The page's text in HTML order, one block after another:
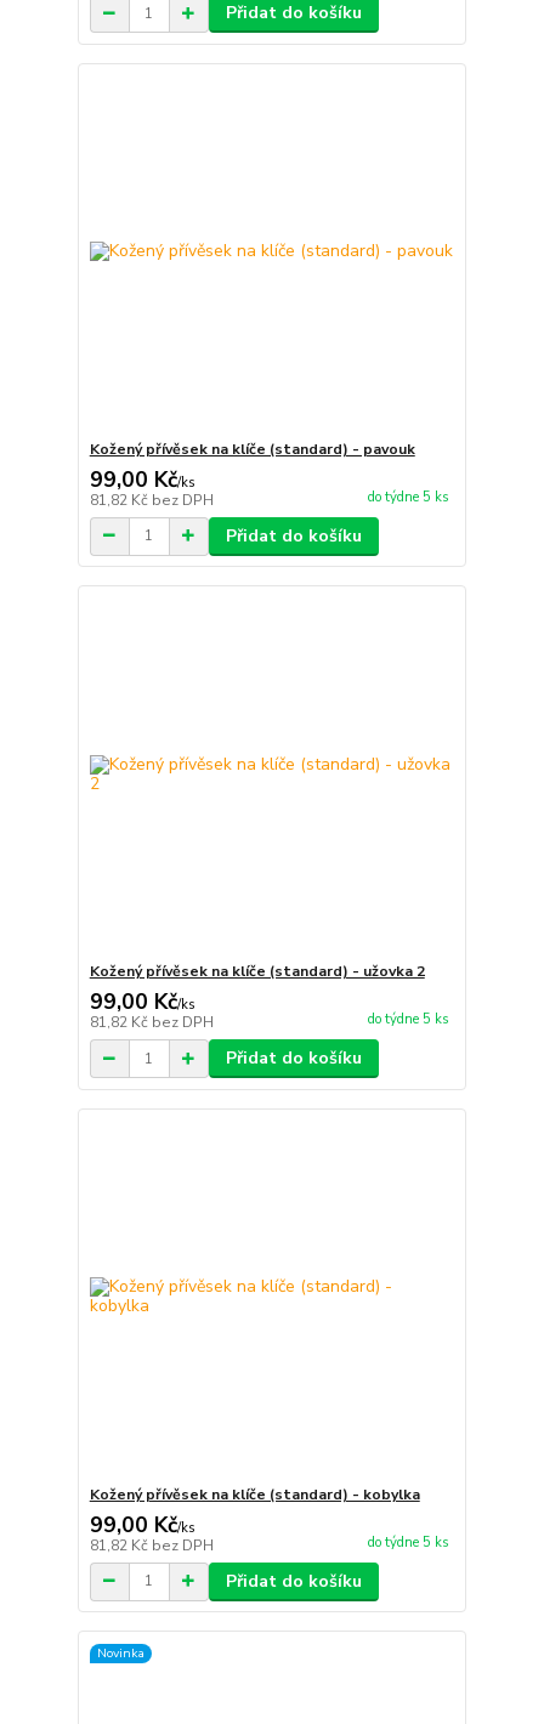
Přidat do košíku
Kožený přívěsek na klíče (standard) - pavouk
99,00 Kč/ks
81,82 Kč bez DPH do týdne 5 ks
Přidat do košíku
Kožený přívěsek na klíče (standard) - užovka 2
99,00 Kč/ks
81,82 Kč bez DPH do týdne 5 ks
Přidat do košíku
Kožený přívěsek na klíče (standard) - kobylka
99,00 Kč/ks
81,82 Kč bez DPH do týdne 5 ks
Přidat do košíku
Novinka